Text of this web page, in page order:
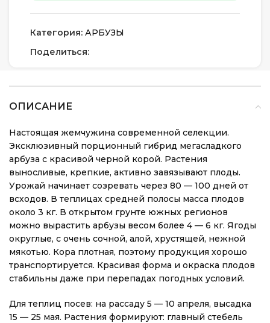
Категория: АРБУЗЫ
Поделиться:
ОПИСАНИЕ
Настоящая жемчужина современной селекции.
Эксклюзивный порционный гибрид мегасладкого
арбуза с красивой черной корой. Растения
выносливые, крепкие, активно завязывают плоды.
Урожай начинает созревать через 80 — 100 дней от
всходов. В теплицах средней полосы масса плодов
около 3 кг. В открытом грунте южных регионов
можно вырастить арбузы весом более 4 — 6 кг. Ягоды
округлые, с очень сочной, алой, хрустящей, нежной
мякотью. Кора плотная, поэтому продукция хорошо
транспортируется. Красивая форма и окраска плодов
стабильны даже при перепадах погодных условий.
Для теплиц посев: на рассаду 5 — 10 апреля, высадка
15 — 25 мая. Растения формируют: главный стебель